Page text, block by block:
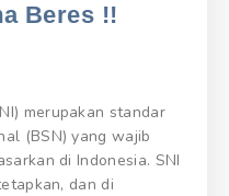
Beres !!
merupakan standar
(BSN) yang wajib
di Indonesia. SNI
dan di